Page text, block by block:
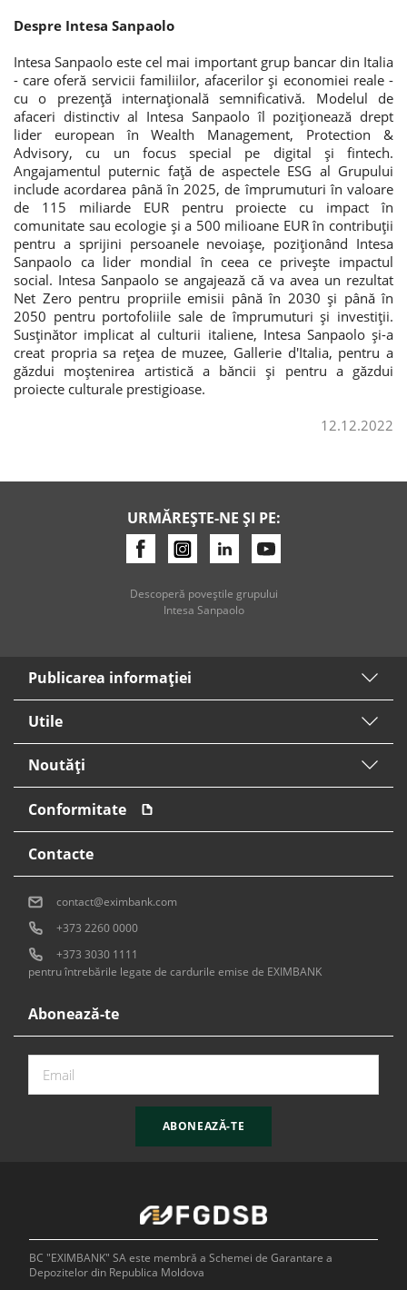
Despre Intesa Sanpaolo
Intesa Sanpaolo este cel mai important grup bancar din Italia
- care oferă servicii familiilor, afacerilor și economiei reale -
cu o prezență internațională semnificativă. Modelul de
afaceri distinctiv al Intesa Sanpaolo îl poziționează drept
lider european în Wealth Management, Protection &
Advisory, cu un focus special pe digital și fintech.
Angajamentul puternic față de aspectele ESG al Grupului
include acordarea până în 2025, de împrumuturi în valoare
de 115 miliarde EUR pentru proiecte cu impact în
comunitate sau ecologie și a 500 milioane EUR în contribuții
pentru a sprijini persoanele nevoiașe, poziționând Intesa
Sanpaolo ca lider mondial în ceea ce privește impactul
social. Intesa Sanpaolo se angajează că va avea un rezultat
Net Zero pentru propriile emisii până în 2030 și până în
2050 pentru portofoliile sale de împrumuturi și investiții.
Susținător implicat al culturii italiene, Intesa Sanpaolo și-a
creat propria sa rețea de muzee, Gallerie d'Italia, pentru a
găzdui moștenirea artistică a băncii și pentru a găzdui
proiecte culturale prestigioase.
12.12.2022
URMĂREȘTE-NE ȘI PE:
Descoperă poveştile grupului
Intesa Sanpaolo
Publicarea informaţiei
Utile
Noutăți
Conformitate
Abonează-te
ABONEAZĂ-TE
Contacte
contact@eximbank.com
+373 2260 0000
+373 3030 1111
pentru întrebările legate de cardurile emise de EXIMBANK
BC "EXIMBANK" SA este membră a Schemei de Garantare a
Depozitelor din Republica Moldova